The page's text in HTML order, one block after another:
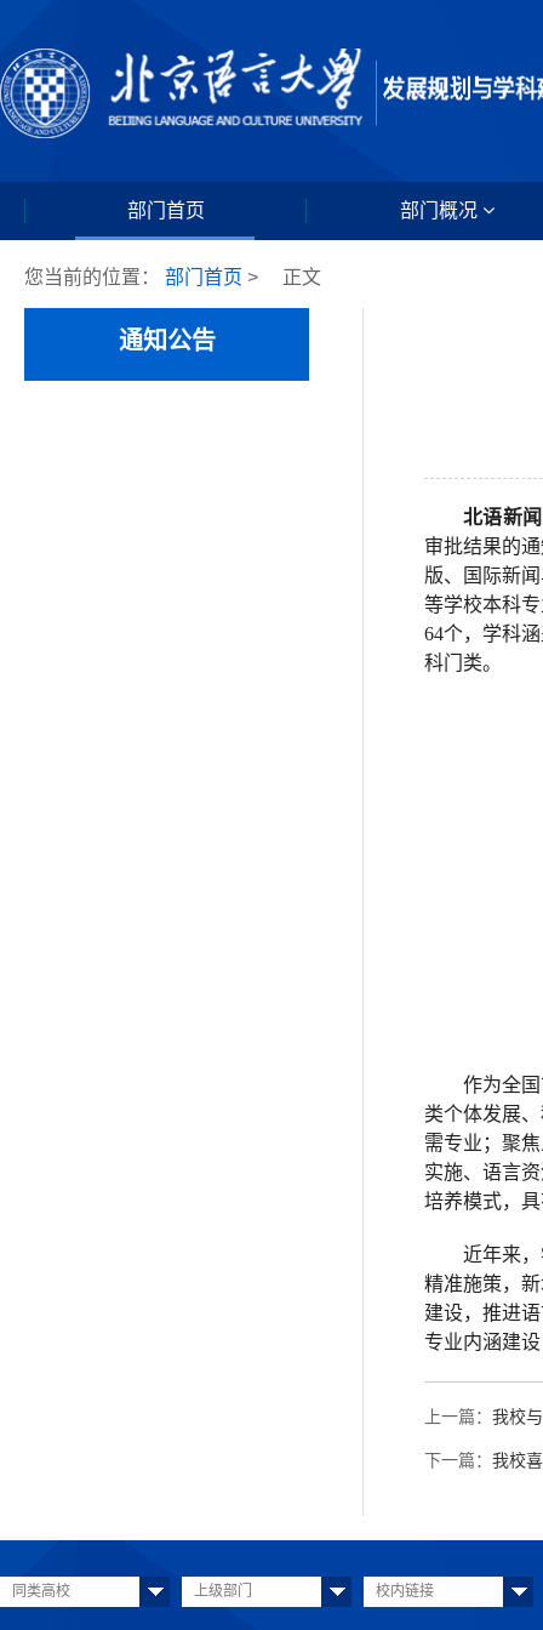
部门首页 部门概况
您当前的位置： 部门首页 > 正文
通知公告
北语新
审批结果的
版、国际新
等学校本科
64个，学科
科门类。
作为全
类个体发展
需专业；聚
实施、语言
培养模式，
近年来
精准施策，
建设，推进
专业内涵建
上一篇： 我校
下一篇： 我校
同类高校 上级部门 校内链接